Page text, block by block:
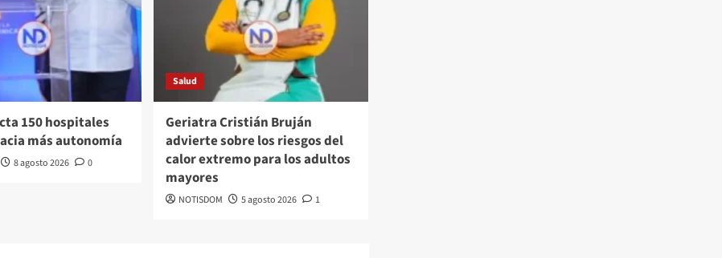
150 hospitales
más autonomía
8 agosto 2026 0
Salud
Geriatra Cristián Bruján
advierte sobre los riesgos del
calor extremo para los adultos
mayores
NOTISDOM 5 agosto 2026 1